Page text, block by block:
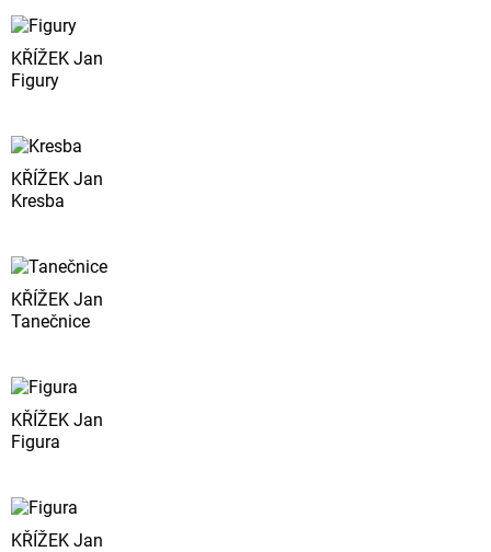
KŘÍŽEK Jan
Figury
KŘÍŽEK Jan
Kresba
KŘÍŽEK Jan
Tanečnice
KŘÍŽEK Jan
Figura
KŘÍŽEK Jan